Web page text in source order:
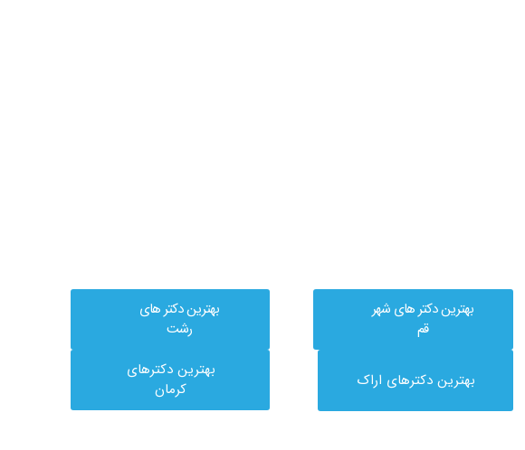
بهترین دکتر های شهر
قم
بهترین دکترهای اراک
بهترین دکتر های
رشت
بهترین دکترهای
کرمان